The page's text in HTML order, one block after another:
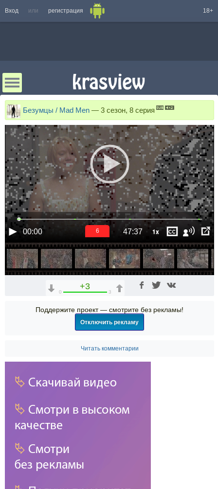
Вход или регистрация 18+
Безумцы / Mad Men — 3 сезон, 8 серия
00:00 47:37 1x
6
+3
0 3
Поддержите проект — смотрите без рекламы!
Отключить рекламу
Читать комментарии